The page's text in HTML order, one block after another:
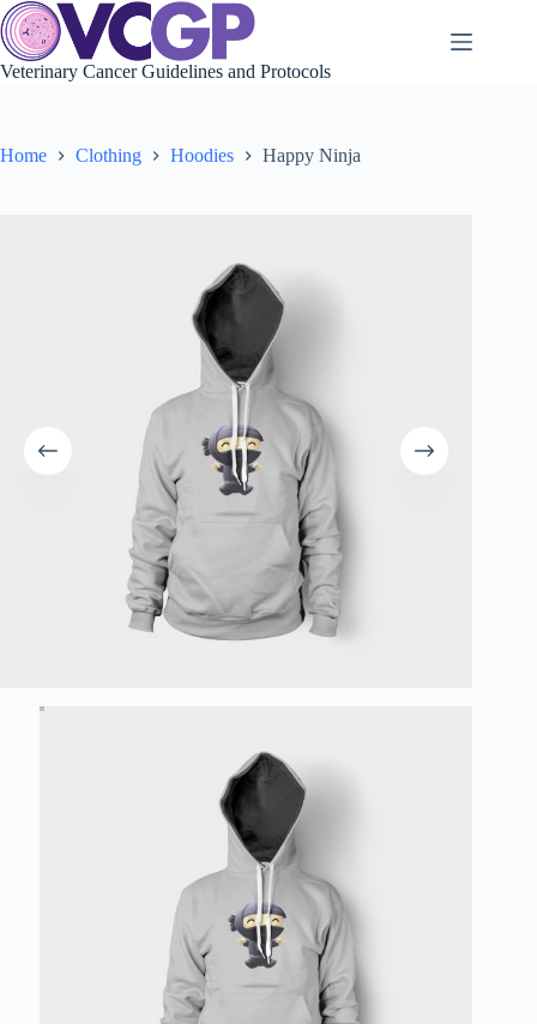
Skip
to
content
Veterinary Cancer Guidelines and Protocols
Home Clothing Hoodies Happy Ninja